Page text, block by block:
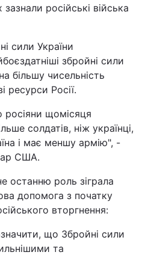
російські війська
сили України
збройні сили
більшу чисельність
ресурси Росії.
щомісяця
солдатів, ніж українці,
і має меншу армію", -
США.
останню роль зіграла
допомога з початку
вторгнення:
що Збройні сили
та